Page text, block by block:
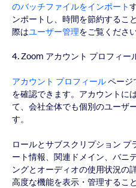
のバッチファイルをインポート
ンポートし、時間を節約するこ
際はユーザー管理をご覧ください
4. Zoom アカウント プロフィー
アカウント プロフィールページ
を確認できます。アカウントに
て、会社全体でも個別のユーザ
す。
ロールとサブスクリプション プ
ート情報、関連ドメイン、バニ
ングとオーディオの使用状況の
高度な機能を表示・管理するこ